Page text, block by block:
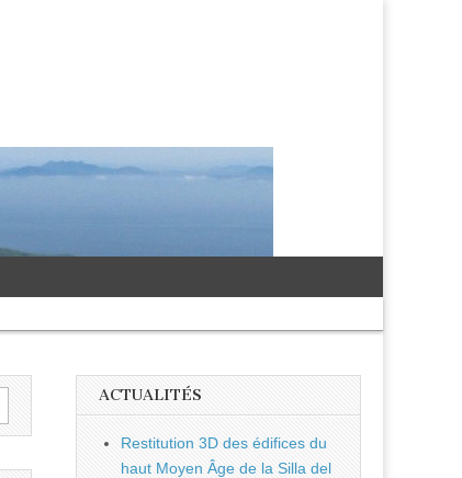
ACTUALITÉS
Restitution 3D des édifices du
haut Moyen Âge de la Silla del